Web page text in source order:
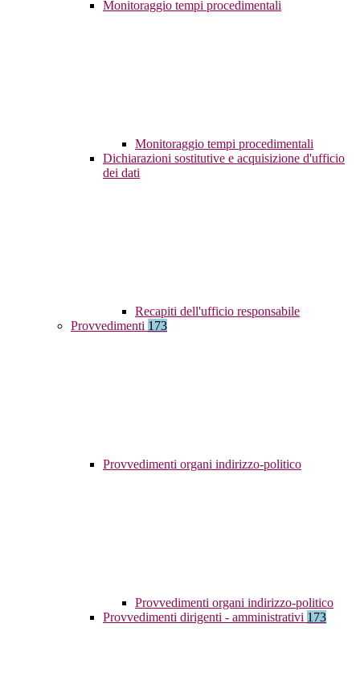
Monitoraggio tempi procedimentali
Monitoraggio tempi procedimentali
Dichiarazioni sostitutive e acquisizione d'ufficio
dei dati
Recapiti dell'ufficio responsabile
Provvedimenti 173
Provvedimenti organi indirizzo-politico
Provvedimenti organi indirizzo-politico
Provvedimenti dirigenti - amministrativi 173